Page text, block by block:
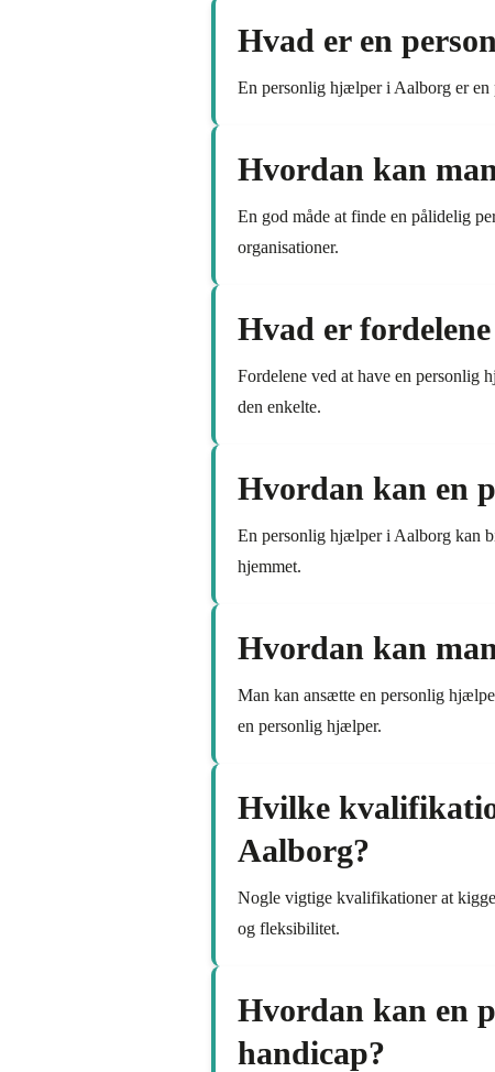
Hvad er en
En personlig hjælper i Aalborg er en
Hvordan kan
En god måde at finde en pålidelig
organisationer.
Hvad er
Fordelene ved at have en
den enkelte.
Hvordan kan en
En personlig hjælper i Aalborg kan
hjemmet.
Hvordan kan
Man kan ansætte en personlig
en personlig hjælper.
Hvilke
Aalborg?
Nogle vigtige kvalifikationer at
og fleksibilitet.
Hvordan kan en
handicap?